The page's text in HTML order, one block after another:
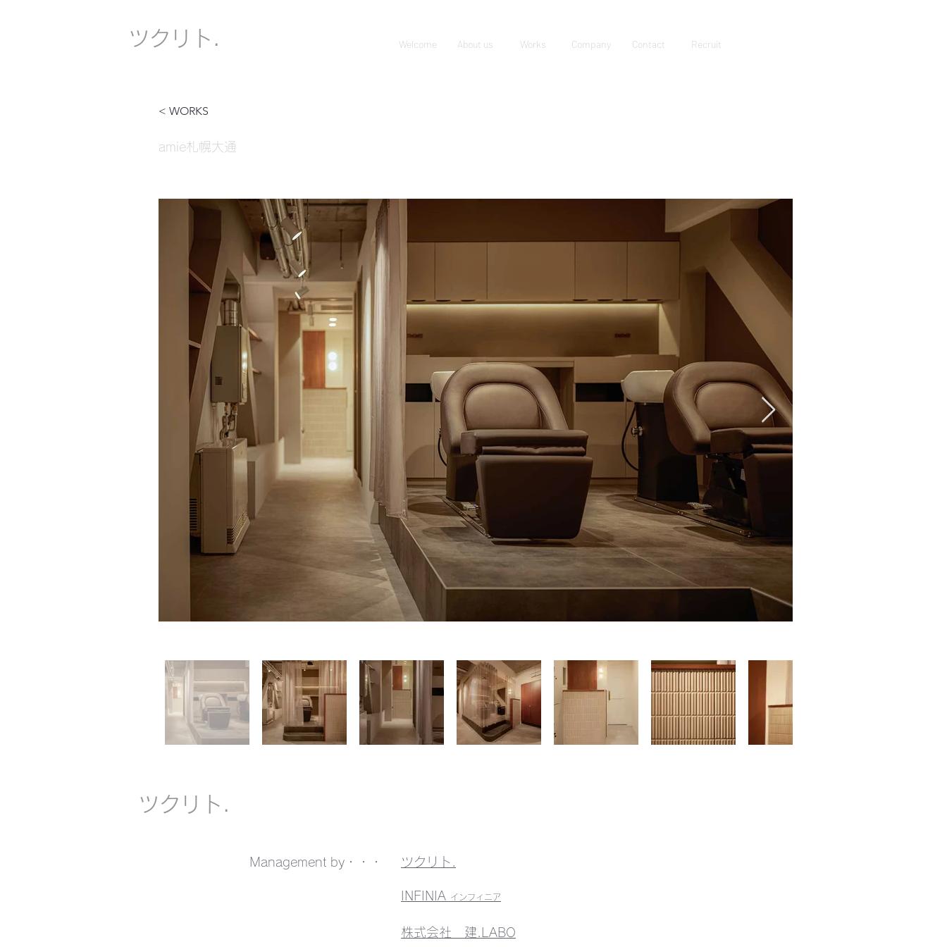
​ツクリト. Welcome About us Works Company Contact Recruit
< WORKS
amie札幌大通
​ツクリト.
Management by・・・ ツクリト.
INFINIA インフィニア
​株式会社 建.LABO